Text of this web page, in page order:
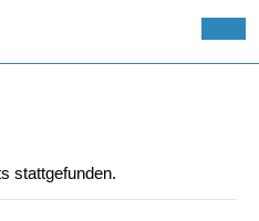
stattgefunden.